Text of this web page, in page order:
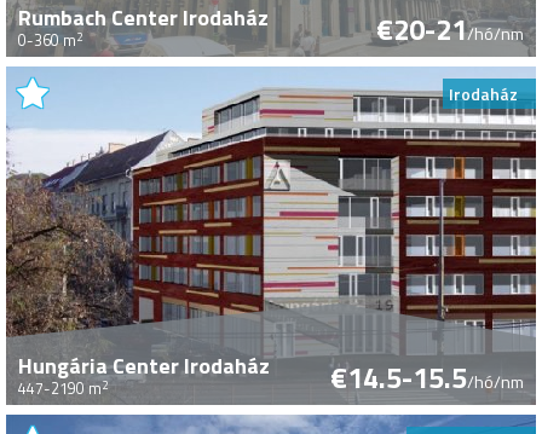
Rumbach Center Irodaház
0-360 m2 €20-21/hó/nm
Irodaház
Hungária Center Irodaház
447-2190 m2 €14.5-15.5/hó/nm